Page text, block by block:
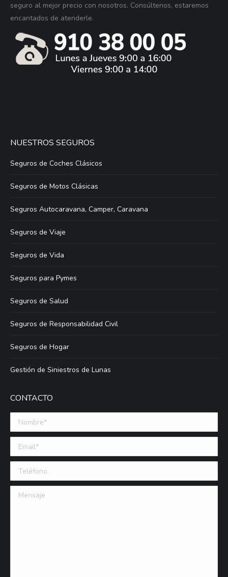
seguro al mejor precio con nosotros. Consúltenos, estaremos
encantados de atenderle.
NUESTROS SEGUROS
Seguros de Coches Clásicos
Seguros de Motos Clásicas
Seguros Autocaravana, Camper, Caravana
Seguros de Viaje
Seguros de Vida
Seguros para Pymes
Seguros de Salud
Seguros de Responsabilidad Civil
Seguros de Hogar
Gestión de Siniestros de Lunas
CONTACTO
Nombre *
Email (requerido)
Teléfono
Mensaje